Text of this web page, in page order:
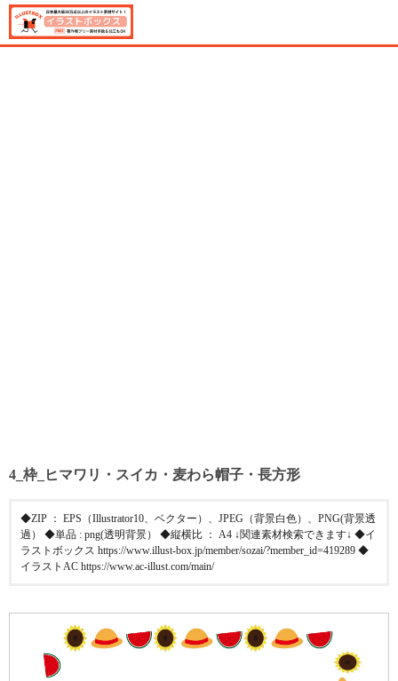
4_枠_ヒマワリ・スイカ・麦わら帽子・長方形
◆ZIP ： EPS（Illustrator10、ベクター）、JPEG（背景白色）、PNG(背景透
過） ◆単品 : png(透明背景） ◆縦横比 ： A4 ↓関連素材検索できます↓ ◆イ
ラストボックス https://www.illust-box.jp/member/sozai/?member_id=419289 ◆
イラストAC https://www.ac-illust.com/main/